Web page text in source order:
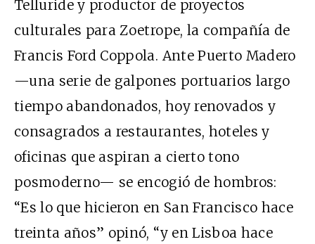
Telluride y productor de proyectos
culturales para Zoetrope, la compañía de
Francis Ford Coppola. Ante Puerto Madero
—una serie de galpones portuarios largo
tiempo abandonados, hoy renovados y
consagrados a restaurantes, hoteles y
oficinas que aspiran a cierto tono
posmoderno— se encogió de hombros:
“Es lo que hicieron en San Francisco hace
treinta años” opinó, “y en Lisboa hace